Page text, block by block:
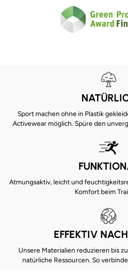
Sport machen ohne in Plastik
Activewear möglich. Spüre den
Atmungsaktiv, leicht und
Komfort beim
EFFEKTIV
Unsere Materialien reduzieren bis
natürliche Ressourcen. So